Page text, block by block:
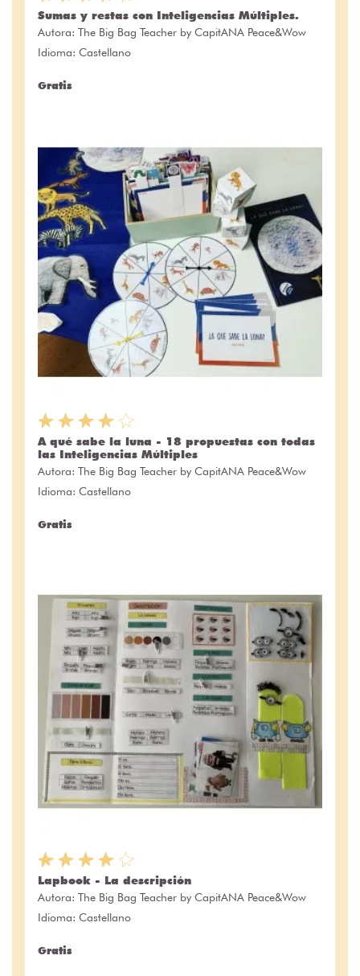
Sumas y restas con Inteligencias Múltiples.
Autora: The Big Bag Teacher by CapitANA Peace&Wow
Idioma: Castellano
Gratis
A qué sabe la luna - 18 propuestas con todas
las Inteligencias Múltiples
Autora: The Big Bag Teacher by CapitANA Peace&Wow
Idioma: Castellano
Gratis
Lapbook - La descripción
Autora: The Big Bag Teacher by CapitANA Peace&Wow
Idioma: Castellano
Gratis